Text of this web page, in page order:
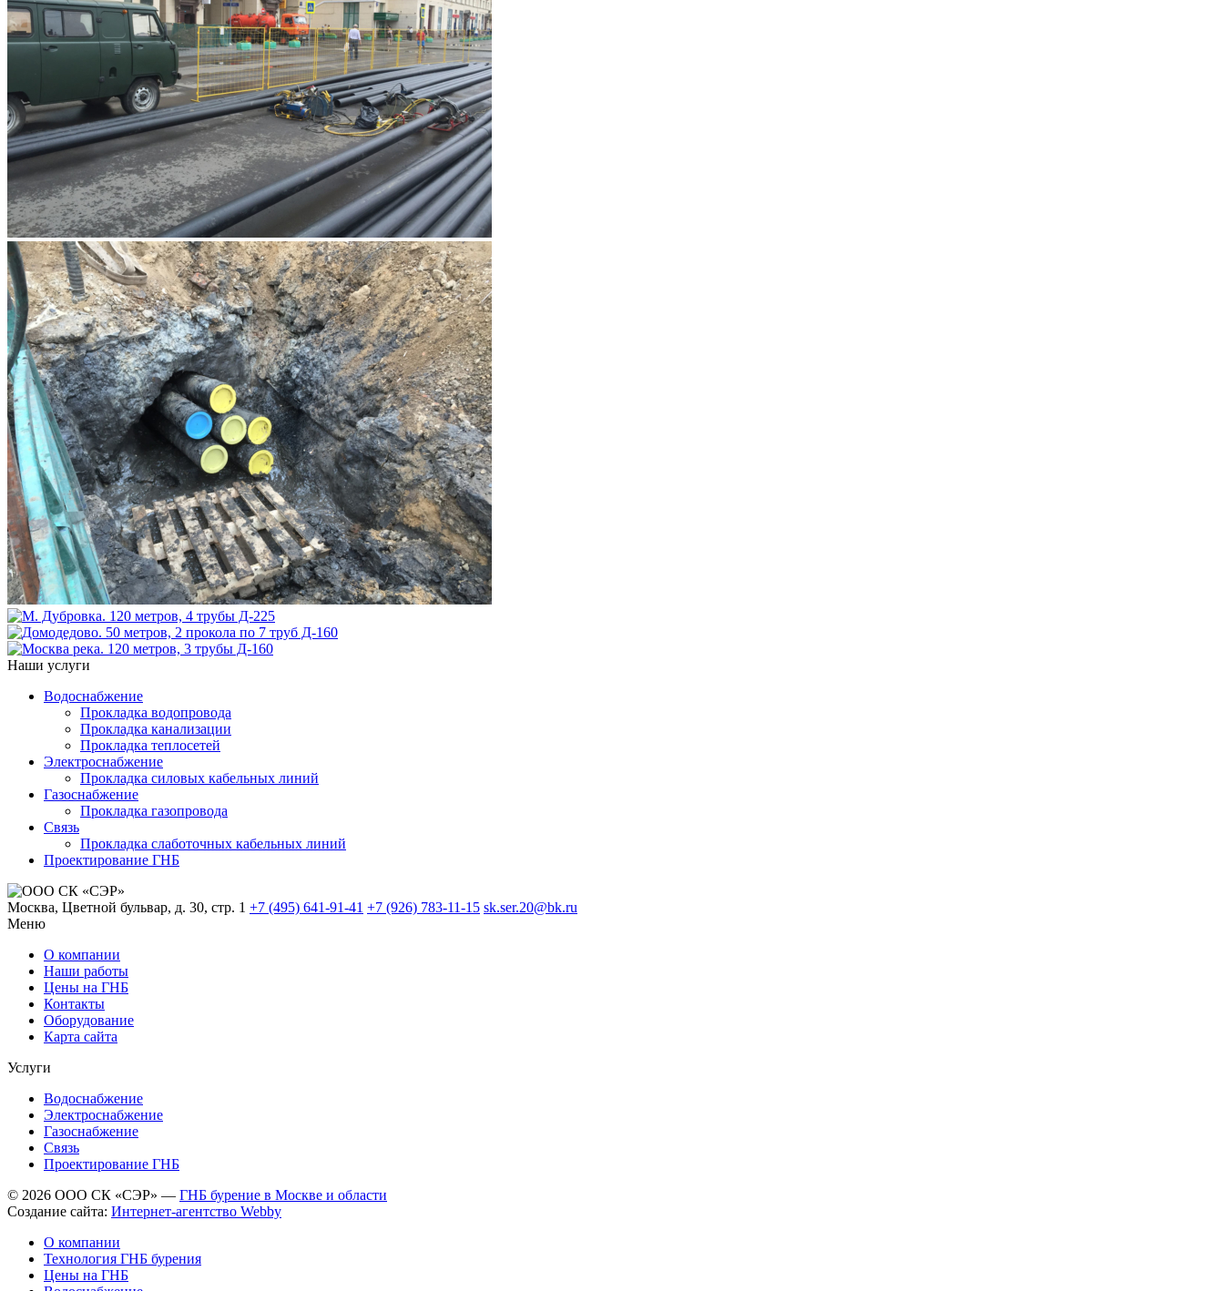
Наши услуги
Водоснабжение
Прокладка водопровода
Прокладка канализации
Прокладка теплосетей
Электроснабжение
Прокладка силовых кабельных линий
Газоснабжение
Прокладка газопровода
Связь
Прокладка слаботочных кабельных линий
Проектирование ГНБ
Москва, Цветной бульвар, д. 30, стр. 1 +7 (495) 641-91-41 +7 (926) 783-11-15 sk.ser.20@bk.ru
Меню
О компании
Наши работы
Цены на ГНБ
Контакты
Оборудование
Карта сайта
Услуги
Водоснабжение
Электроснабжение
Газоснабжение
Связь
Проектирование ГНБ
© 2026 ООО СК «СЭР» — ГНБ бурение в Москве и области
Создание сайта: Интернет-агентство Webby
О компании
Технология ГНБ бурения
Цены на ГНБ